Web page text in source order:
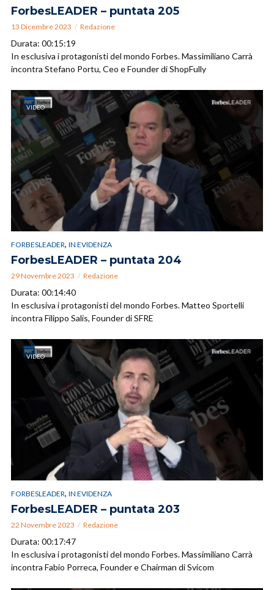
ForbesLEADER – puntata 205
13 Dicembre 2023 Redazione
Durata: 00:15:19
In esclusiva i protagonisti del mondo Forbes. Massimiliano Carrà
incontra Stefano Portu, Ceo e Founder di ShopFully
VIDEO
FORBESLEADER, IN EVIDENZA
ForbesLEADER – puntata 204
29 Novembre 2023 Redazione
Durata: 00:14:40
In esclusiva i protagonisti del mondo Forbes. Matteo Sportelli
incontra Filippo Salis, Founder di SFRE
VIDEO
FORBESLEADER, IN EVIDENZA
ForbesLEADER – puntata 203
22 Novembre 2023 Redazione
Durata: 00:17:47
In esclusiva i protagonisti del mondo Forbes. Massimiliano Carrà
incontra Fabio Porreca, Founder e Chairman di Svicom